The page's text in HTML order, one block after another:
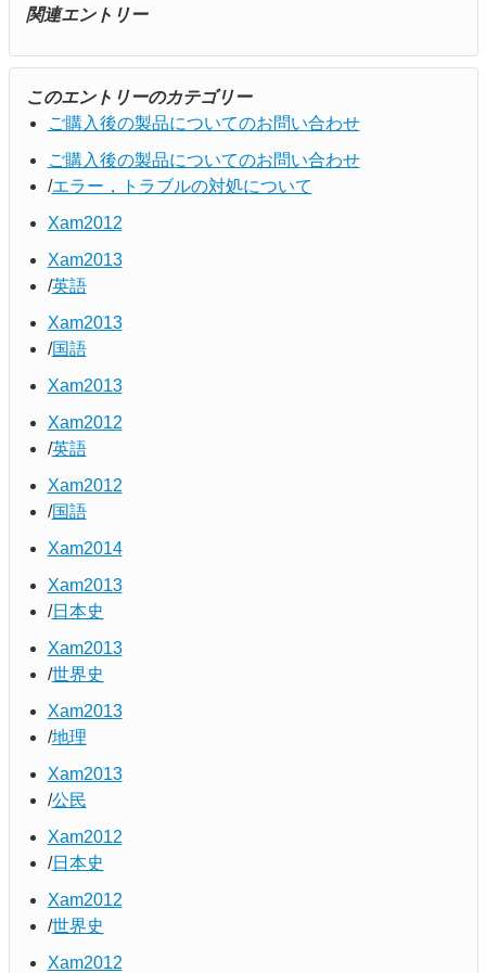
関連エントリー
このエントリーのカテゴリー
ご購入後の製品についてのお問い合わせ
ご購入後の製品についてのお問い合わせ
エラー，トラブルの対処について
Xam2012
Xam2013
英語
Xam2013
国語
Xam2013
Xam2012
英語
Xam2012
国語
Xam2014
Xam2013
日本史
Xam2013
世界史
Xam2013
地理
Xam2013
公民
Xam2012
日本史
Xam2012
世界史
Xam2012